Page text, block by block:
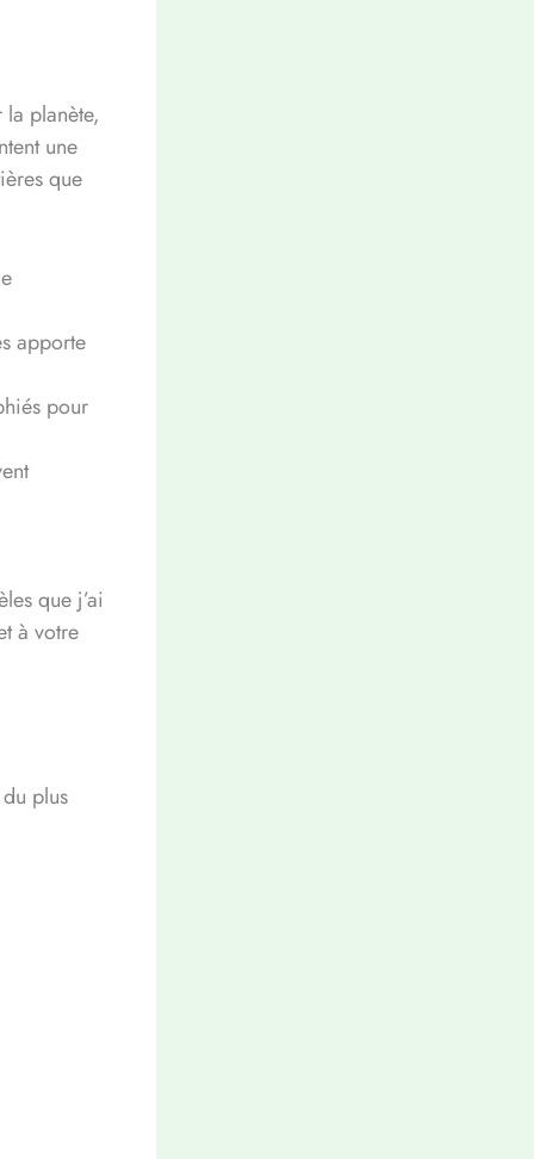
planète,
une
que
apporte
pour
que j’ai
à votre
plus